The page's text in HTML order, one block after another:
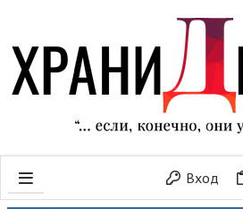
Вход